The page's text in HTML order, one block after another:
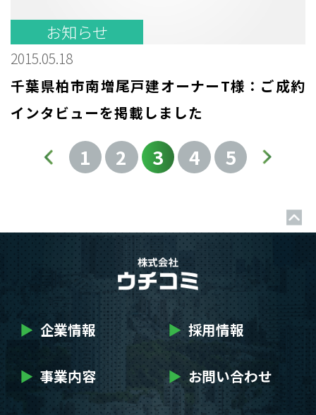
お知らせ
2015.05.18
千葉県柏市南増尾戸建オーナーT様：ご成約
インタビューを掲載しました
1 2 3 4 5
▶ 企業情報 ▶ 採用情報
▶ 事業内容 ▶ お問い合わせ